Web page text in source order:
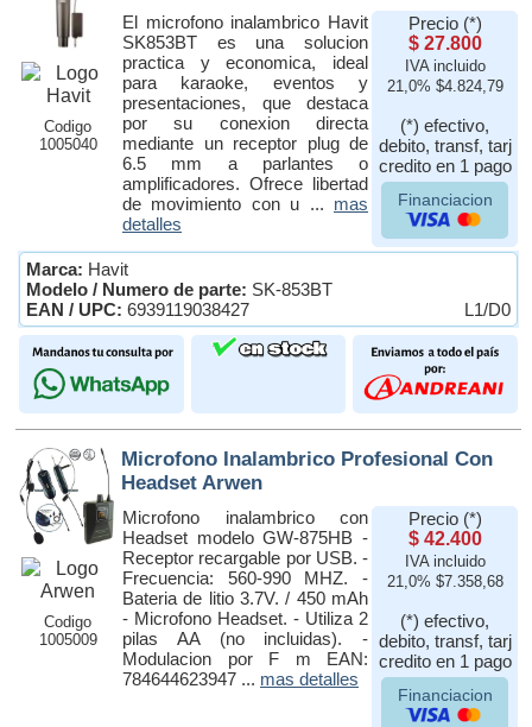
Codigo
1005040
El microfono inalambrico Havit
SK853BT es una solucion
practica y economica, ideal
para karaoke, eventos y
presentaciones, que destaca
por su conexion directa
mediante un receptor plug de
6.5 mm a parlantes o
amplificadores. Ofrece libertad
de movimiento con u ... mas
detalles
Precio (*)
$ 27.800
IVA incluido
21,0% $4.824,79
(*) efectivo,
debito, transf, tarj
credito en 1 pago
Financiacion
Marca: Havit
Modelo / Numero de parte: SK-853BT
EAN / UPC: 6939119038427 L1/D0
Codigo
1005009
Microfono Inalambrico Profesional Con
Headset Arwen
Microfono inalambrico con
Headset modelo GW-875HB -
Receptor recargable por USB. -
Frecuencia: 560-990 MHZ. -
Bateria de litio 3.7V. / 450 mAh
- Microfono Headset. - Utiliza 2
pilas AA (no incluidas). -
Modulacion por F m EAN:
784644623947 ... mas detalles
Precio (*)
$ 42.400
IVA incluido
21,0% $7.358,68
(*) efectivo,
debito, transf, tarj
credito en 1 pago
Financiacion